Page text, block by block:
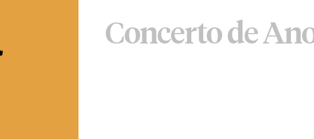
Concerto de